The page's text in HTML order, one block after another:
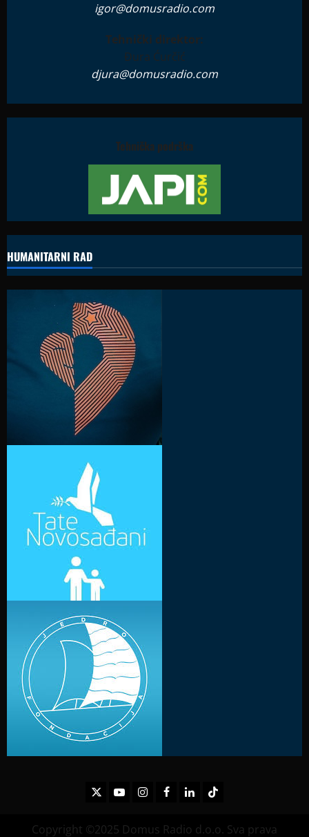
igor@domusradio.com
Tehnički direktor:
Đura Ćurčić
djura@domusradio.com
Tehnička podrška
HUMANITARNI RAD
TwitterYoutubeInstagramFacebook
LinkedInTikTok
Copyright ©2025 Domus Radio d.o.o. Sva prava